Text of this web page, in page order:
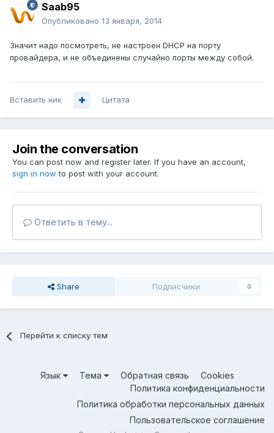
Saab95
Опубликовано 13 января, 2014
Значит надо посмотреть, не настроен DHCP на порту
провайдера, и не объединены случайно порты между собой.
Вставить ник Цитата
Join the conversation
You can post now and register later. If you have an account,
sign in now to post with your account.
Ответить в тему...
Share Подписчики 0
Перейти к списку тем
Язык Тема Обратная связь
Cookies
Политика конфиденциальности
Политика обработки персональных данных
Пользовательское соглашение